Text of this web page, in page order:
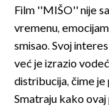
Film ''MIŠO'' nije
vremenu,
smisao. Svoj
već je izrazio
distribucija, čime
Smatraju kako